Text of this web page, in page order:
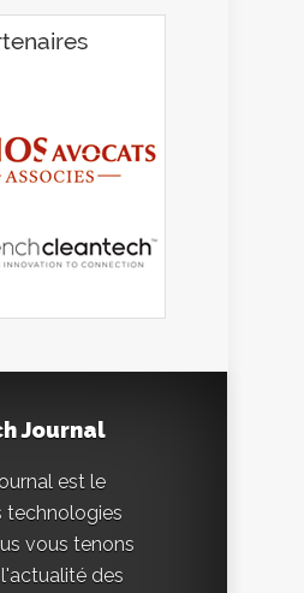
Journal
est le
technologies
vous tenons
des